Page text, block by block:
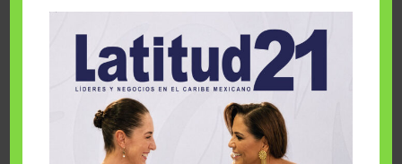
Cuando la solidaridad inspira; cumplen
sueños Fairmont Mayakoba y Make-A-Wish